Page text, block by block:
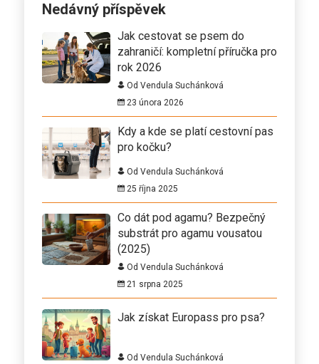
Nedávný příspěvek
Jak cestovat se psem do
zahraničí: kompletní příručka pro
rok 2026
Od Vendula Suchánková
23 února 2026
Kdy a kde se platí cestovní pas
pro kočku?
Od Vendula Suchánková
25 října 2025
Co dát pod agamu? Bezpečný
substrát pro agamu vousatou
(2025)
Od Vendula Suchánková
21 srpna 2025
Jak získat Europass pro psa?
Od Vendula Suchánková